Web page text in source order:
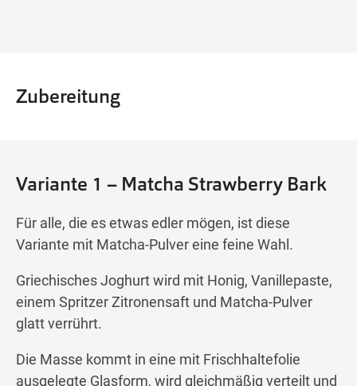
Zubereitung
Variante 1 – Matcha Strawberry Bark
Für alle, die es etwas edler mögen, ist diese
Variante mit Matcha-Pulver eine feine Wahl.
Griechisches Joghurt wird mit Honig, Vanillepaste,
einem Spritzer Zitronensaft und Matcha-Pulver
glatt verrührt.
Die Masse kommt in eine mit Frischhaltefolie
ausgelegte Glasform, wird gleichmäßig verteilt und